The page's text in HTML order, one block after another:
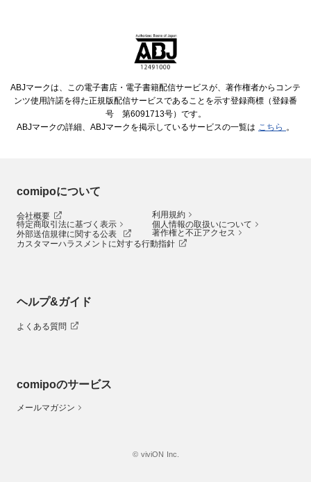
ABJマークは、この電子書店・電子書籍配信サービスが、著作権者からコンテ
ンツ使用許諾を得た正規版配信サービスであることを示す登録商標（登録番
号 第6091713号）です。
ABJマークの詳細、ABJマークを掲示しているサービスの一覧は こちら 。
comipoについて
会社概要
利用規約
特定商取引法に基づく表示
個人情報の取扱いについて
外部送信規律に関する公表
著作権と不正アクセス
カスタマーハラスメントに対する行動指針
ヘルプ&ガイド
よくある質問
comipoのサービス
メールマガジン
© viviON Inc.